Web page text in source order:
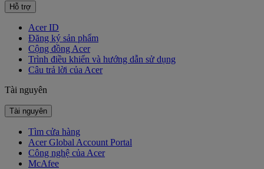
Hỗ trợ
Acer ID
Đăng ký sản phẩm
Cộng đồng Acer
Trình điều khiển và hướng dẫn sử dụng
Câu trả lời của Acer
Tài nguyên
Tài nguyên
Tìm cửa hàng
Acer Global Account Portal
Công nghệ của Acer
McAfee